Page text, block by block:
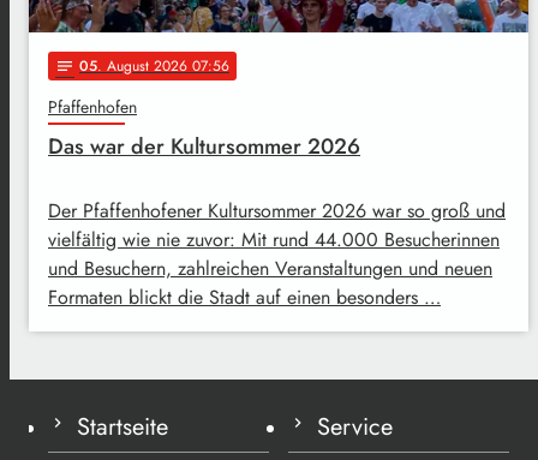
notes 05. August 2026 07:56
Pfaffenhofen
Das war der Kultursommer 2026
Der Pfaffenhofener Kultursommer 2026 war so groß und
vielfältig wie nie zuvor: Mit rund 44.000 Besucherinnen
und Besuchern, zahlreichen Veranstaltungen und neuen
Formaten blickt die Stadt auf einen besonders …
Startseite Service